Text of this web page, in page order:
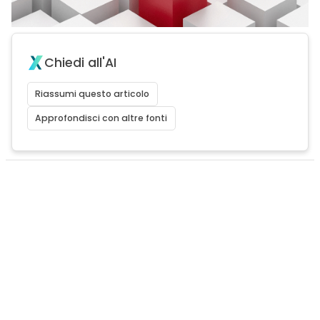
Chiedi all'AI
Riassumi questo articolo
Approfondisci con altre fonti